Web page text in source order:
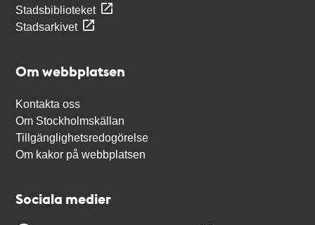
Stadsbiblioteket
Stadsarkivet
Om webbplatsen
Kontakta oss
Om Stockholmskällan
Tillgänglighetsredogörelse
Om kakor på webbplatsen
Sociala medier